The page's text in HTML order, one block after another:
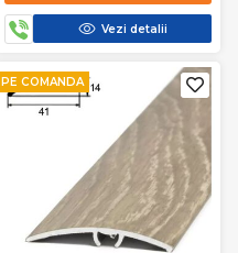
Vezi detalii
PE COMANDA